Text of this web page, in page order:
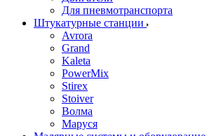
Для пневмотранспорта
Штукатурные станции
Avrora
Grand
Kaleta
PowerMix
Stirex
Stoiver
Волма
Маруся